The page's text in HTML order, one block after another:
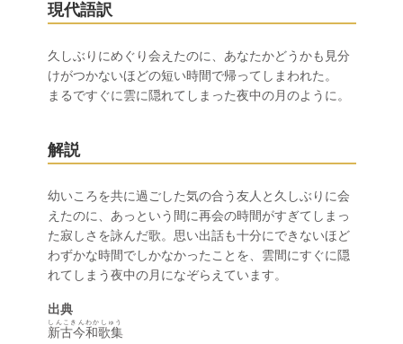
現代語訳
久しぶりにめぐり会えたのに、あなたかどうかも見分
けがつかないほどの短い時間で帰ってしまわれた。
まるですぐに雲に隠れてしまった夜中の月のように。
解説
幼いころを共に過ごした気の合う友人と久しぶりに会
えたのに、あっという間に再会の時間がすぎてしまっ
た寂しさを詠んだ歌。思い出話も十分にできないほど
わずかな時間でしかなかったことを、雲間にすぐに隠
れてしまう夜中の月になぞらえています。
出典
新古今和歌集
しんこきんわかしゅう